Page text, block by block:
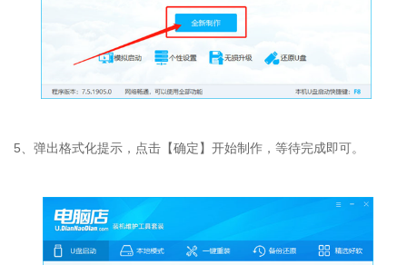
5、弹出格式化提示，点击【确定】开始制作，等待完成即可。